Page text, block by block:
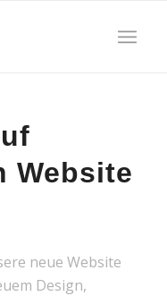
Website
neue Website
Design,